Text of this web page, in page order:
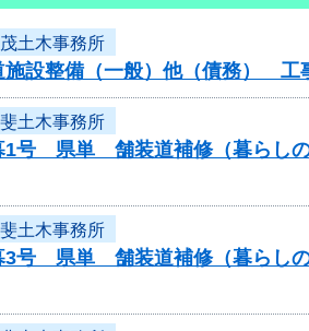
土木事務所
施設整備（一般）他（債務）
土木事務所
1号 県単 舗装道補修（暮らし
土木事務所
3号 県単 舗装道補修（暮らし